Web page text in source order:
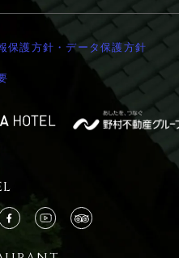
保護方針・データ保護方針